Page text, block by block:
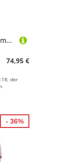
reima Skihose PROXIMA Reimatec Schneehose abnehmbare, elastische Hosenträger
74,95 €
der
- 36%